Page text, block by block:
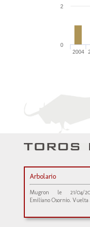
2004
0
2
Arbolario
Mugron le 21/04/
Emiliano Osornio.